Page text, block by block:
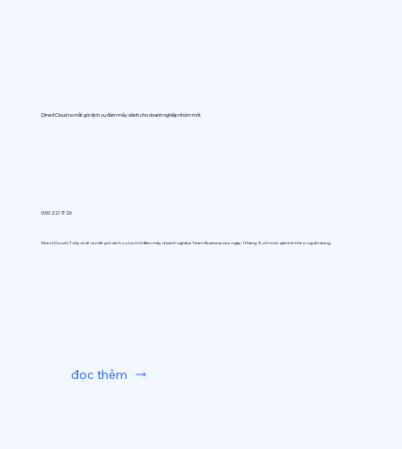
DirectCloud ra mắt gói dịch vụ đám mây dành cho doanh nghiệp nhóm mới.
0:00 22/7/26
DirectCloud (Tokyo) sẽ ra mắt gói dịch vụ lưu trữ đám mây doanh nghiệp Team Business vào ngày 1 tháng 9, với mức giá tính theo người dùng.
đọc thêm